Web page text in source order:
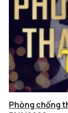
Phòng chống